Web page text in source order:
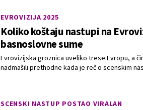
EVROVIZIJA 2025
Koliko koštaju nastupi na
basnoslovne sume
Evrovizijska groznica uveliko trese Evropu, a
nadmašili prethodne kada je reč o scenskim
SCENSKI NASTUP POSTAO VIRALAN